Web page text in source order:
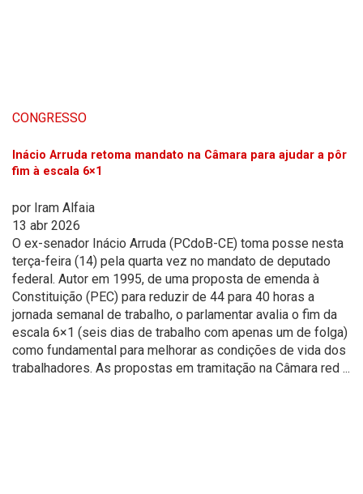
CONGRESSO
Inácio Arruda retoma mandato na Câmara para ajudar a pôr
fim à escala 6×1
por Iram Alfaia
13 abr 2026
O ex-senador Inácio Arruda (PCdoB-CE) toma posse nesta
terça-feira (14) pela quarta vez no mandato de deputado
federal. Autor em 1995, de uma proposta de emenda à
Constituição (PEC) para reduzir de 44 para 40 horas a
jornada semanal de trabalho, o parlamentar avalia o fim da
escala 6×1 (seis dias de trabalho com apenas um de folga)
como fundamental para melhorar as condições de vida dos
trabalhadores. As propostas em tramitação na Câmara red ...